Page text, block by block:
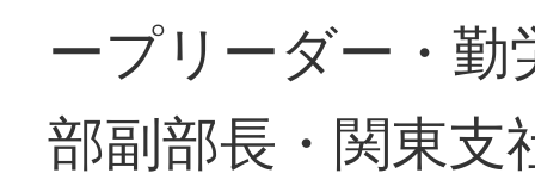
ープリーダー・
部副部長・関東支